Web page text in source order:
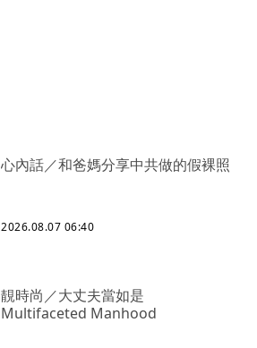
心內話／和爸媽分享中共做的假裸照
2026.08.07 06:40
靚時尚／大丈夫當如是
Multifaceted Manhood